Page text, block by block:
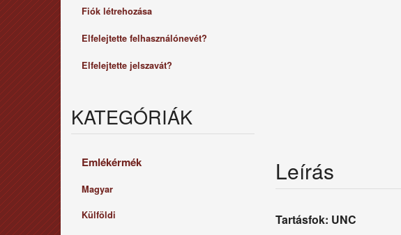
Leírás
Tartásfok: UNC
Fiók létrehozása
Elfelejtette felhasználónevét?
Elfelejtette jelszavát?
KATEGÓRIÁK
Emlékérmék
Magyar
Külföldi